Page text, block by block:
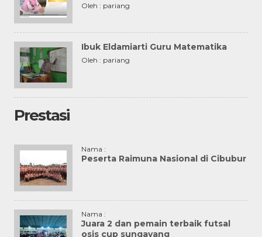
Oleh : pariang
Ibuk Eldamiarti Guru Matematika
Oleh : pariang
Prestasi
Nama :
Peserta Raimuna Nasional di Cibubur
Nama :
Juara 2 dan pemain terbaik futsal
osis cup sungayang